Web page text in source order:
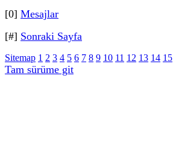
[0] Mesajlar
[#] Sonraki Sayfa
Sitemap 1 2 3 4 5 6 7 8 9 10 11 12 13 14 15
Tam sürüme git